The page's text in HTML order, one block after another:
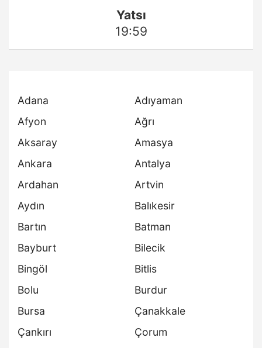
Yatsı
19:59
Adana
Adıyaman
Afyon
Ağrı
Aksaray
Amasya
Ankara
Antalya
Ardahan
Artvin
Aydın
Balıkesir
Bartın
Batman
Bayburt
Bilecik
Bingöl
Bitlis
Bolu
Burdur
Bursa
Çanakkale
Çankırı
Çorum